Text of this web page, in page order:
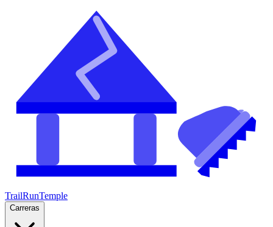
TrailRunTemple
Carreras